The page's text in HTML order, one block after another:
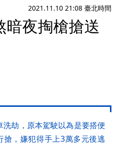
2021.11.10 21:08 臺北時間
夜掏槍搶送
劫，原本駕駛以為是要搭便
，嫌犯得手上3萬多元後逃